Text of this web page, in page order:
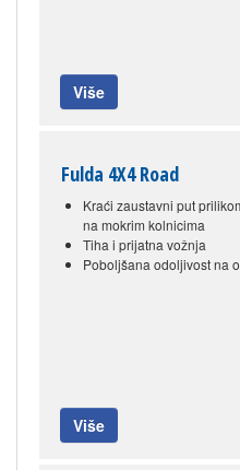
Više
Fulda 4X4 Road
Kraći zaustavni put
na mokrim kolnicima
Tiha i prijatna vožnja
Poboljšana odoljivost na
Više